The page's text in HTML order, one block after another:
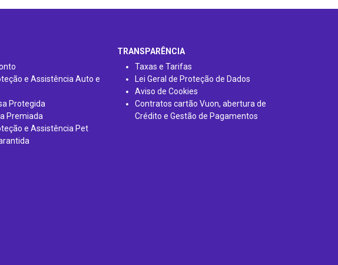
e Assistência Auto e
Protegida
Premiada
e Assistência Pet
TRANSPARÊNCIA
Taxas e Tarifas
Lei Geral de Proteção de Dados
Aviso de Cookies
Contratos cartão Vuon, abertura de
Crédito e Gestão de Pagamentos